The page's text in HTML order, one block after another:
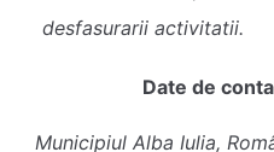
desfasurarii activitatii.
Date de
Municipiul Alba Iulia,